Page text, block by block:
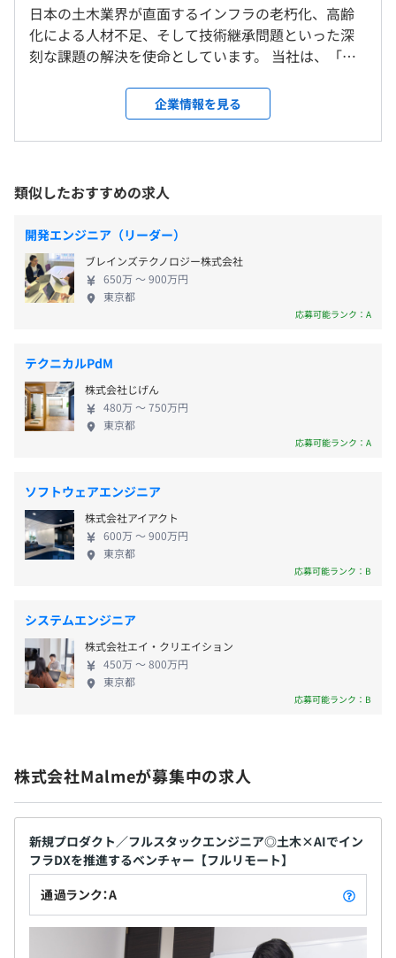
『CiviLink』
・照査作業の 進捗管理・取りこぼし防止
・設計更新情報の 共有・連携
・図面判読AIによる業務プロセスの自動化
・土木設計経験者による導入サポート・改善提案
入社後は、土木業界特有の業務をOJTで学びながら、実プ
レビューや技術共有の文化が根づいており、業界理解とエ
ンジニアスキルの両面で成長できる環境です。
技術勉強会の開催や資格取得支援もあり、学び続けるエン
ジニアを全力で応援しています。
相談の上、ご希望のマシンを支給いたします。
デイリースクラムを毎朝、スプリントを（週1）、チーム
定例、全体定例（週1）を30分程度実施しています。
収した課題の解決やアップデートを細かくコミュニケーシ
ョンをとって能動的におこなっています。
【開発環境】
・プロジェクト管理：GitHub
半年ごとに上長と振り返りを実施しています。
エンジニアの評価はエンジニアによりおこなわれます。
＜雇入時＞
東京本社、および自宅
＜変更範囲＞
■専門業務型裁量労働制（1日8時間）
フレックスタイム制度(コアタイムなし)
休憩時間：休憩60分 ※昼食時間は業務の都合により各々
・完全週休2日制（土・日）
・祝日
・年末年始休暇
・特別（慶弔）休暇
・通勤手当
・ストックオプション
・期末業績賞与
昇給年1回
無期雇用
6カ月（待遇の変更はありません）
日本の土木業界が直面するインフラの老朽化、高齢
化による人材不足、そして技術継承問題といった深
刻な課題の解決を使命としています。 当社は、「土
の土木業界を世界と戦える強さと魅力を持つ業界へ
と変革するために創業されました。 当社の事業の中
核は2つの柱で構成されています。 1つは、土木技術
やゼネコンの現場が抱える具体的な課題を解決する
こと。 もう1つは、AIなどの最新技術を活用した
SaaSプロダクトを開発することです。特に、このプ
ロダクト開発では現場の実情理解を重視し、ベテラ
ン技術者が持つ属人的な「経験知」を、テクノロジ
ーの力で誰もが活用できる「集合知」へと変えるこ
とを目指しています。 この革新的なアプローチを通
るエンジニアを募集しています！ 《当社で働く魅
力》 ■柔軟性と自律性を重視した働き方 時間や場所
に縛られない極めて柔軟な働き方を実践しています。
勤務地は自由で、コアタイムなしのフルリモート・
フルフレックスが可能です。これは、仕事と私生活を
いています。仕事も趣味も暮らしの一部と捉え、人生
を豊かにするための活動として業務に向き合える環
境が提供されています。また、この柔軟な体制は子育
て世代への大きな配慮にもなっており、メンバーの
約半数が子育て中でありながら、スタートアップと
当社のカルチャーでは、ひとりひとりに大きな裁量
と責任が与えられ、多様なチャレンジを通じて自ら
成長することが強く求められます。プロダクト開発や
BIMCIM3D開発といった公共事業を担う技術集団とし
ナルとして育てています。 ■多様な「集合天才」に
よる圧倒的な成果 既存の概念や世論に囚われず、型
破りな挑戦をする「尖りモノ」を歓迎する文化があ
ります。「集合天才」という考え方を掲げ、チームで
圧倒的な成果を出すことを目指しています。異なる文
化や価値観を認め合うオープンネスな姿勢を重視
し、互いの強みを生かすことで、円滑なコミュニケ
ーションを通じた相互理解とシナジーを生み出して
企業情報を見る
類似したおすすめの求人
開発エンジニア（リーダー）
ブレインズテクノロジー株式会社
650万 〜 900万円
東京都
応募可能ランク：A
テクニカルPdM
株式会社じげん
480万 〜 750万円
東京都
応募可能ランク：A
ソフトウェアエンジニア
株式会社アイアクト
600万 〜 900万円
東京都
応募可能ランク：B
システムエンジニア
株式会社エイ・クリエイション
450万 〜 800万円
東京都
応募可能ランク：B
株式会社Malmeが募集中の求人
新規プロダクト／フルスタックエンジニア◎土木×AIでイン
フラDXを推進するベンチャー【フルリモート】
通過ランク：A